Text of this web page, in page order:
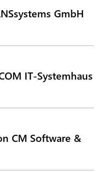
GmbH
IT-Systemhaus
CM Software &